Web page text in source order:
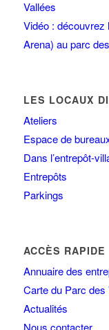
Vidéo : découvrez
Arena) au parc
LES LOCAUX
Ateliers
Espace de
Dans l’entrepôt-
Entrepôts
Parkings
ACCÈS RAPIDE
Annuaire des
Carte du Parc des
Actualités
Nous contacter